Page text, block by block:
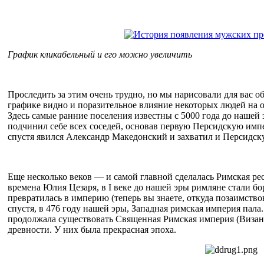
График кликабельный и его можно увеличить
Проследить за этим очень трудно, но мы нарисовали для вас
графике видно и поразительное влияние некоторых людей
Здесь самые ранние поселения известны с 5000 года до
подчинил себе всех соседей, основав первую Персидскую
спустя явился Александр Македонский и захватил и
Еще несколько веков — и самой главной сделалась Римская
времена Юлия Цезаря, в I веке до нашей эры римляне стали
превратилась в империю (теперь вы знаете, откуда
спустя, в 476 году нашей эры, Западная римская империя
продолжала существовать Священная Римская империя
древности. У них была прекрасная эпоха.